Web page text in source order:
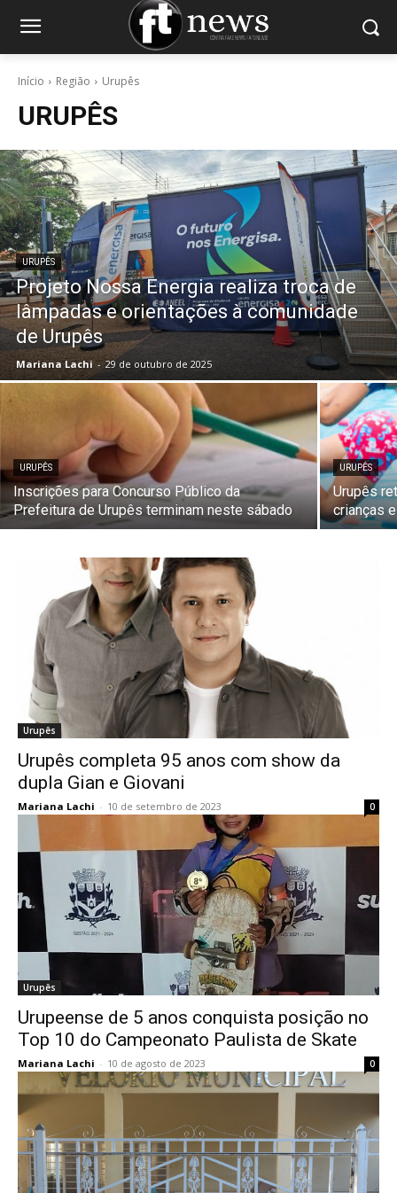
Início Região Urupês
URUPÊS
URUPÊS
Projeto Nossa Energia realiza troca de
lâmpadas e orientações à comunidade
de Urupês
Mariana Lachi - 29 de outubro de 2025
URUPÊS
Inscrições para Concurso Público da
Prefeitura de Urupês terminam neste sábado
URUPÊS
Urupês
crianças
Urupês
Urupês completa 95 anos com show da
dupla Gian e Giovani
Mariana Lachi - 10 de setembro de 2023 0
Urupês
Urupeense de 5 anos conquista posição no
Top 10 do Campeonato Paulista de Skate
Mariana Lachi - 10 de agosto de 2023 0